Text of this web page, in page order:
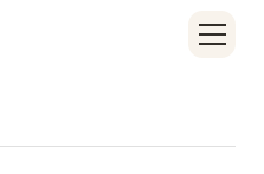
– ВСЁ